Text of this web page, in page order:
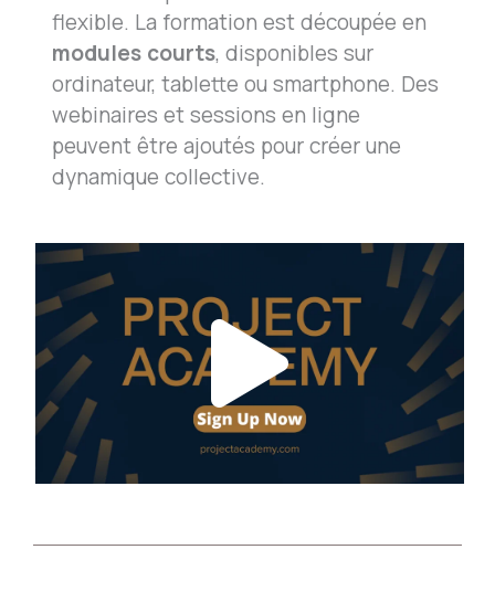
flexible. La formation est découpée en
modules courts, disponibles sur
ordinateur, tablette ou smartphone. Des
webinaires et sessions en ligne
peuvent être ajoutés pour créer une
dynamique collective.
Play